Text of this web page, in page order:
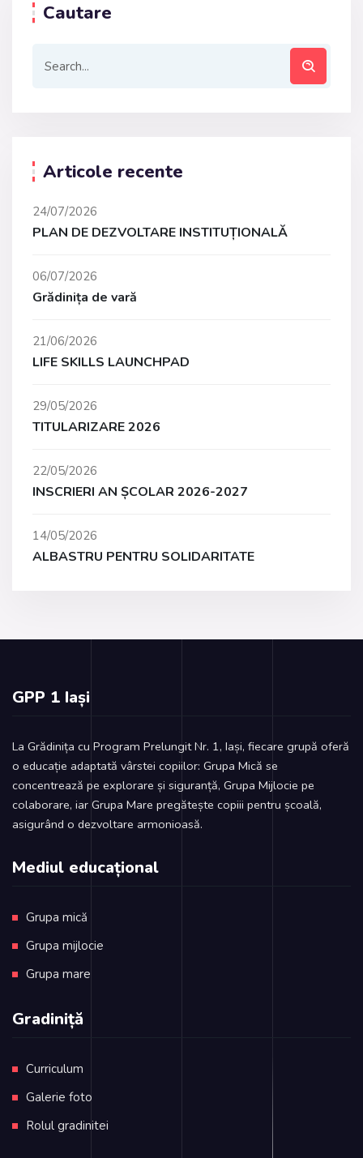
Cautare
Articole recente
24/07/2026
PLAN DE DEZVOLTARE INSTITUȚIONALĂ
06/07/2026
Grădinița de vară
21/06/2026
LIFE SKILLS LAUNCHPAD
29/05/2026
TITULARIZARE 2026
22/05/2026
INSCRIERI AN ȘCOLAR 2026-2027
14/05/2026
ALBASTRU PENTRU SOLIDARITATE
GPP 1 Iași
La Grădinița cu Program Prelungit Nr. 1, Iași, fiecare grupă oferă
o educație adaptată vârstei copiilor: Grupa Mică se
concentrează pe explorare și siguranță, Grupa Mijlocie pe
colaborare, iar Grupa Mare pregătește copiii pentru școală,
asigurând o dezvoltare armonioasă.
Mediul educațional
Grupa mică
Grupa mijlocie
Grupa mare
Gradiniță
Curriculum
Galerie foto
Rolul gradinitei